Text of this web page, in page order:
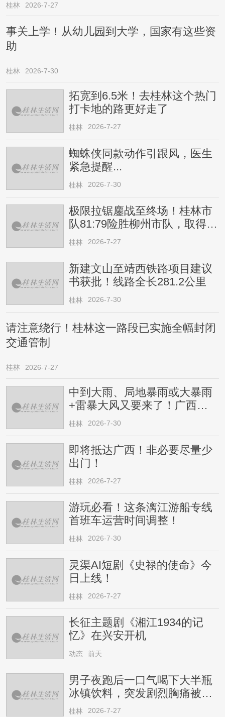
桂林 2026-7-27
事关上学！从幼儿园到大学，国家有这些资
助
桂林 2026-7-30
拓宽到6.5米！去桂林这个热门
打卡地的路更好走了
桂林 2026-7-27
蜘蛛侠同款动作引跟风，医生
紧急提醒...
桂林 2026-7-30
极限拉锯鏖战至终场！桂林市
队81:79险胜柳州市队，取得四
连胜
桂林 2026-7-27
新建文山至靖西铁路项目建议
书获批！线路全长281.2公里
桂林 2026-7-30
请注意绕行！桂林这一路段已实施全幅封闭
交通管制
桂林 2026-7-27
中到大雨、局地暴雨或大暴雨
+雷暴大风又要来了！广西人
请注意
桂林 2026-7-30
即将抵达广西！非必要尽量少
出门！
桂林 2026-7-27
游玩必看！这条漓江游船专线
首班车运营时间调整！
桂林 2026-7-30
灵渠AI短剧《史禄的使命》今
日上线！
桂林 2026-7-27
长征主题剧《湘江1934的记
忆》在兴安开机
动态 前天
男子夜跑后一口气喝下大半瓶
冰镇饮料，突发剧烈胸痛被送
医！医生提醒→
桂林 2026-7-27